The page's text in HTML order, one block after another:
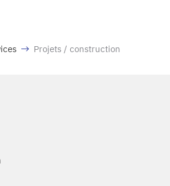
Projets / construction